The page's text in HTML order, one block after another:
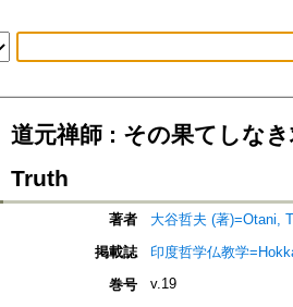
道元禅師 : その果てしな
Truth
著者
大谷哲夫 (著)=Otani,
掲載誌
印度哲学仏教学
巻号
v.19